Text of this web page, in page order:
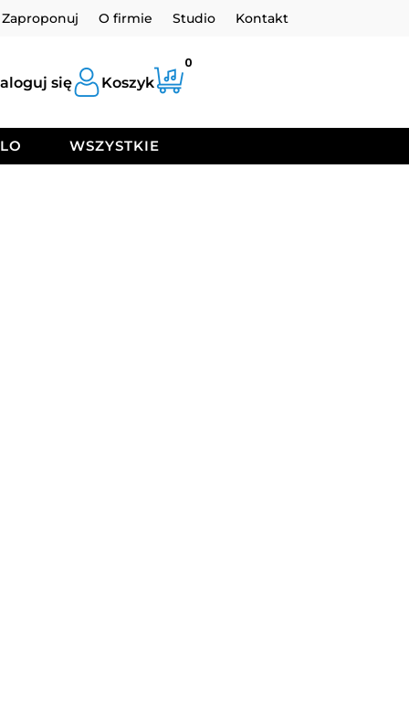
Zaproponuj O firmie Studio Kontakt
się Koszyk
0
WSZYSTKIE